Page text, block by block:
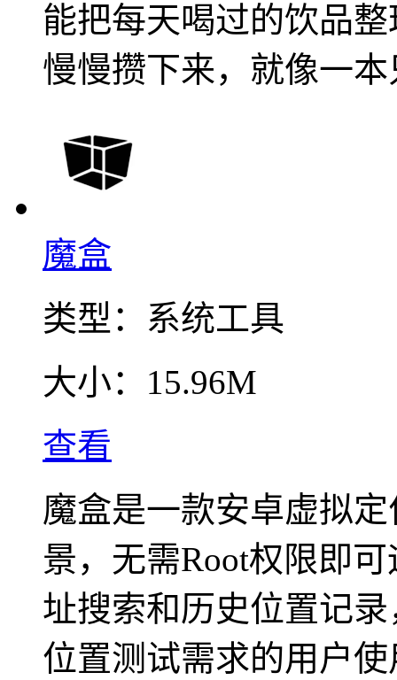
能把每天喝过的饮品
慢慢攒下来，就像一
魔盒
类型： 系统工具
大小： 15.96M
查看
魔盒是一款安卓虚拟
景，无需Root权限即
址搜索和历史位置记
位置测试需求的用户